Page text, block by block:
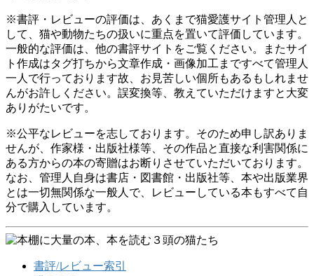
※書評・レビューの評価は、あくまで猫愛護サイト管理人と
して、猫や動物たちの扱いに重点を置いて評価しています。
一般的な評価は、他の書評サイトをご覧ください。またサイ
ト作成はタグ打ちから文章作成・画像加工まですべて管理人
一人で行っております故、お見苦しい個所もあるもしれませ
んがお許しください。誤変換等、教えていただけますと大変
ありがたいです。
※公平なレビューを志しております。そのため申し訳ありま
せんが、作家様・出版社様等、その作品と直接な利害関係に
ある方からの本の寄贈はお断りさせていただいております。
なお、管理人自身は書店・図書館・出版社等、本や出版業界
とは一切無関係な一般人で、レビューしている本もすべて自
分で購入しています。
書評/レビュー索引